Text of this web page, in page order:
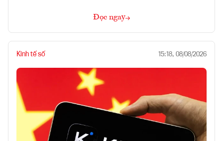
Đọc ngay
Kinh tế số 15:18, 08/08/2026